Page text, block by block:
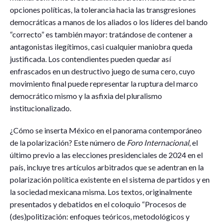
opciones políticas, la tolerancia hacia las transgresiones
democráticas a manos de los aliados o los líderes del bando
“correcto” es también mayor: tratándose de contener a
antagonistas ilegítimos, casi cualquier maniobra queda
justificada. Los contendientes pueden quedar así
enfrascados en un destructivo juego de suma cero, cuyo
movimiento final puede representar la ruptura del marco
democrático mismo y la asfixia del pluralismo
institucionalizado.
¿Cómo se inserta México en el panorama contemporáneo
de la polarización? Este número de Foro Internacional, el
último previo a las elecciones presidenciales de 2024 en el
país, incluye tres artículos arbitrados que se adentran en la
polarización política existente en el sistema de partidos y en
la sociedad mexicana misma. Los textos, originalmente
presentados y debatidos en el coloquio “Procesos de
(des)politización: enfoques teóricos, metodológicos y